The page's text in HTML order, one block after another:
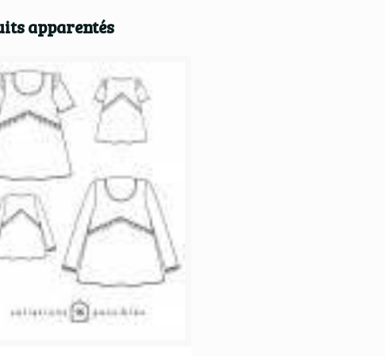
apparentés